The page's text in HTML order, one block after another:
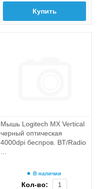
Купить
Мышь Logitech MX Vertical
черный оптическая
4000dpi беспров. BT/Radio
В наличии
Кол-во: